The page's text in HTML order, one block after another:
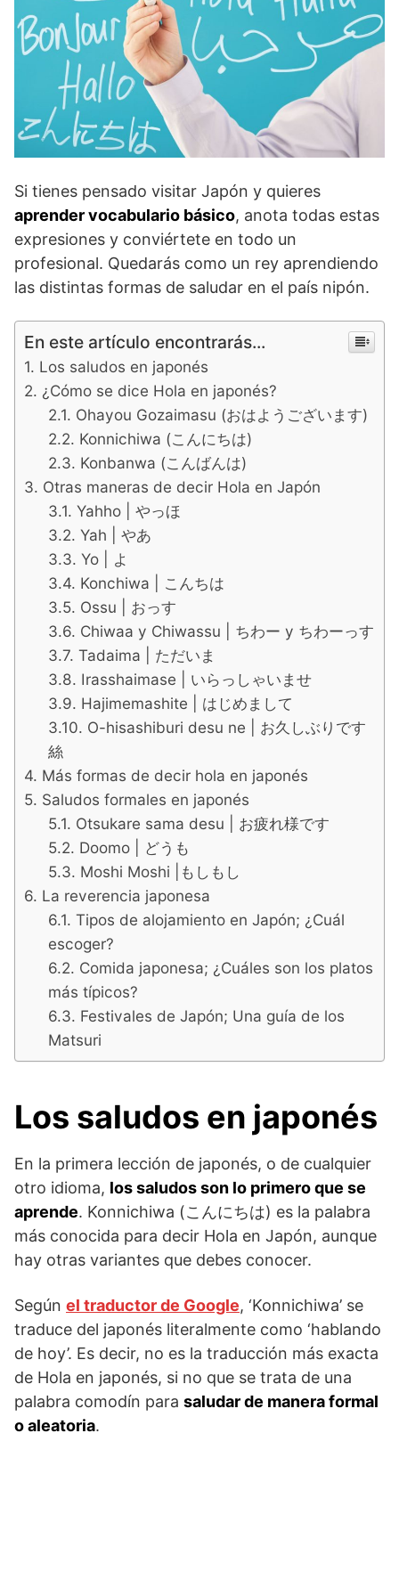
Si tienes pensado visitar Japón y quieres
aprender vocabulario básico, anota todas estas
expresiones y conviértete en todo un
profesional. Quedarás como un rey aprendiendo
las distintas formas de saludar en el país nipón.
En este artículo encontrarás...
Los saludos en japonés
¿Cómo se dice Hola en japonés?
Ohayou Gozaimasu (おはようございます)
Konnichiwa (こんにちは)
Konbanwa (こんばんは)
Otras maneras de decir Hola en Japón
Yahho | やっほ
Yah | やあ
Yo | よ
Konchiwa | こんちは
Ossu | おっす
Chiwaa y Chiwassu | ちわー y ちわーっす
Tadaima | ただいま
Irasshaimase | いらっしゃいませ
Hajimemashite | はじめまして
O-hisashiburi desu ne | お久しぶりです
絲
Más formas de decir hola en japonés
Saludos formales en japonés
Otsukare sama desu | お疲れ様です
Doomo | どうも
Moshi Moshi |もしもし
La reverencia japonesa
Tipos de alojamiento en Japón; ¿Cuál
escoger?
Comida japonesa; ¿Cuáles son los platos
más típicos?
Festivales de Japón; Una guía de los
Matsuri
Los saludos en japonés
En la primera lección de japonés, o de cualquier
otro idioma, los saludos son lo primero que se
aprende. Konnichiwa (こんにちは) es la palabra
más conocida para decir Hola en Japón, aunque
hay otras variantes que debes conocer.
Según el traductor de Google, ‘Konnichiwa’ se
traduce del japonés literalmente como ‘hablando
de hoy’. Es decir, no es la traducción más exacta
de Hola en japonés, si no que se trata de una
palabra comodín para saludar de manera formal
o aleatoria.